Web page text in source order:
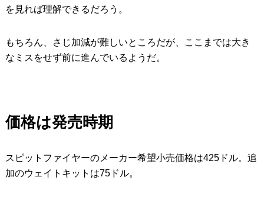
を見れば理解できるだろう。
もちろん、さじ加減が難しいところだが、ここまでは大き
なミスをせず前に進んでいるようだ。
価格は発売時期
スピットファイヤーのメーカー希望小売価格は425ドル。追
加のウェイトキットは75ドル。